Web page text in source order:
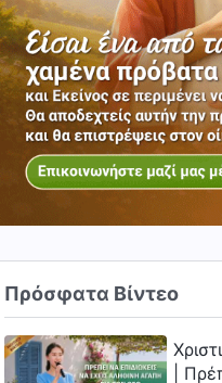
Πρόσφατα Βίντεο
|